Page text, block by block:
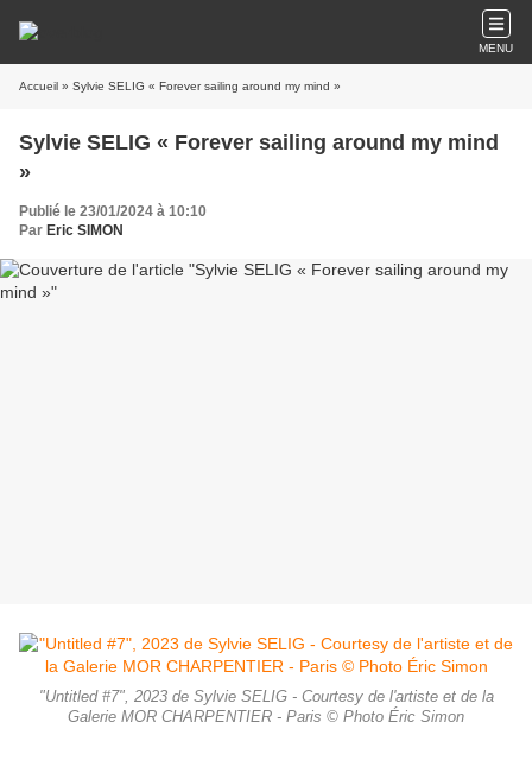
MENU
Accueil » Sylvie SELIG « Forever sailing around my mind »
Sylvie SELIG « Forever sailing around my mind
»
Publié le 23/01/2024 à 10:10
Par Eric SIMON
"Untitled #7", 2023 de Sylvie SELIG - Courtesy de l'artiste et de la
Galerie MOR CHARPENTIER - Paris © Photo Éric Simon